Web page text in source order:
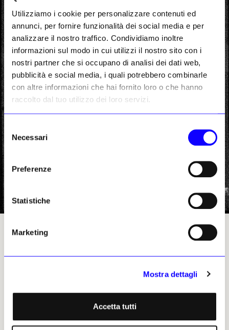
Utilizziamo i cookie per personalizzare contenuti ed
annunci, per fornire funzionalità dei social media e per
analizzare il nostro traffico. Condividiamo inoltre
informazioni sul modo in cui utilizzi il nostro sito con i
nostri partner che si occupano di analisi dei dati web,
pubblicità e social media, i quali potrebbero combinarle
con altre informazioni che hai fornito loro o che hanno
raccolto dal tuo utilizzo dei loro servizi.
Selezione
del
consenso
Necessari
Preferenze
Statistiche
Marketing
Mostra dettagli
Accetta tutti
Un’immagine delle gambe ispirate a Velázquez sotto il dipinto «I tintori di indaco
2026 | © Riproduzione